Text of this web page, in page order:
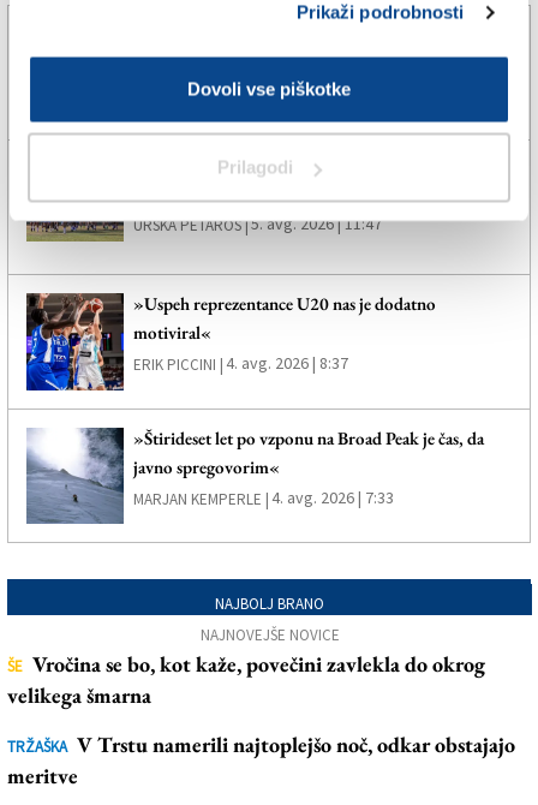
Prikaži podrobnosti
Dovoli vse piškotke
Prilagodi
ERIK PICCINI |5. avg. 2026 | 18:13
Sistiana Sesljan začel priprave na novo sezono
URŠKA PETAROS |5. avg. 2026 | 11:47
»Uspeh reprezentance U20 nas je dodatno
motiviral«
ERIK PICCINI |4. avg. 2026 | 8:37
»Štirideset let po vzponu na Broad Peak je čas, da
javno spregovorim«
MARJAN KEMPERLE |4. avg. 2026 | 7:33
NAJBOLJ BRANO
NAJNOVEJŠE NOVICE
ŠE Vročina se bo, kot kaže, povečini zavlekla do okrog
velikega šmarna
TRŽAŠKA V Trstu namerili najtoplejšo noč, odkar obstajajo
meritve